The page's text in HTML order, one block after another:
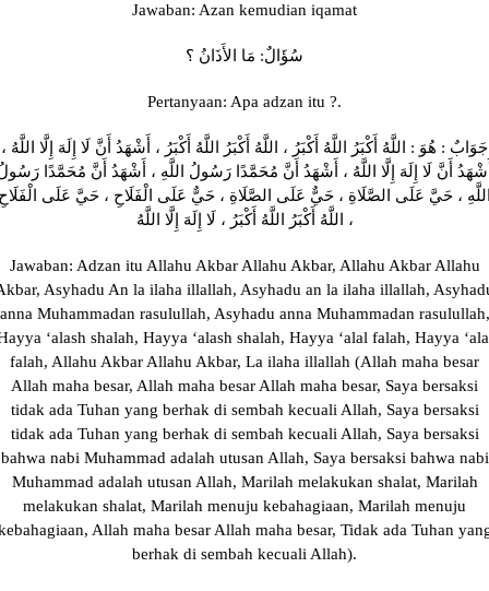
Jawaban: Azan kemudian iqamat
سُؤَالٌ: مَا الأَذَانُ ؟
Pertanyaan: Apa adzan itu ?.
جَوَابٌ : هُوَ : اللَّهُ أَكْبَرُ اللَّهُ أَكْبَرُ ، اللَّهُ أَكْبَرُ اللَّهُ أَكْبَرُ ، أَشْهَدُ أَنَّ لَا إِلَهَ إِلَّا اللَّهُ ،
أَنَّ لَا إِلَهَ إِلَّا اللَّهُ ، أَشْهَدُ أَنَّ مُحَمَّدًا رَسُولُ اللَّهِ ، أَشْهَدُ أَنَّ مُحَمَّدًا
، حَيَّ عَلَى الصَّلَاةِ ، حَيٌّ عَلَى الصَّلَاةِ ، حَيٌّ عَلَى الْفَلَاحِ ، حَيَّ عَلَى
، اللَّهُ أَكْبَرُ اللَّهُ أَكْبَرُ ، لَا إِلَهَ إِلَّا اللَّهُ
Jawaban: Adzan itu Allahu Akbar Allahu Akbar, Allahu Akbar Allahu
Asyhadu An la ilaha illallah, Asyhadu an la ilaha illallah,
anna Muhammadan rasulullah, Asyhadu anna Muhammadan rasulullah,
‘alash shalah, Hayya ‘alash shalah, Hayya ‘alal falah, Hayya
falah, Allahu Akbar Allahu Akbar, La ilaha illallah (Allah maha besar
Allah maha besar, Allah maha besar Allah maha besar, Saya bersaksi
tidak ada Tuhan yang berhak di sembah kecuali Allah, Saya bersaksi
tidak ada Tuhan yang berhak di sembah kecuali Allah, Saya bersaksi
bahwa nabi Muhammad adalah utusan Allah, Saya bersaksi bahwa nabi
Muhammad adalah utusan Allah, Marilah melakukan shalat, Marilah
melakukan shalat, Marilah menuju kebahagiaan, Marilah menuju
Allah maha besar Allah maha besar, Tidak ada Tuhan
berhak di sembah kecuali Allah).